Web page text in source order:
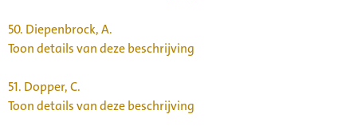
50. Diepenbrock, A.
Toon details van deze beschrijving
51. Dopper, C.
Toon details van deze beschrijving